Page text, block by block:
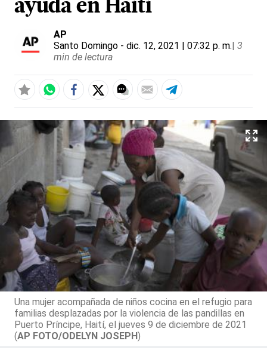
ayuda en Haití
AP
Santo Domingo - dic. 12, 2021 | 07:32 p. m.| 3
min de lectura
Una mujer acompañada de niños cocina en el refugio para
familias desplazadas por la violencia de las pandillas en
Puerto Príncipe, Haití, el jueves 9 de diciembre de 2021
(AP FOTO/ODELYN JOSEPH)